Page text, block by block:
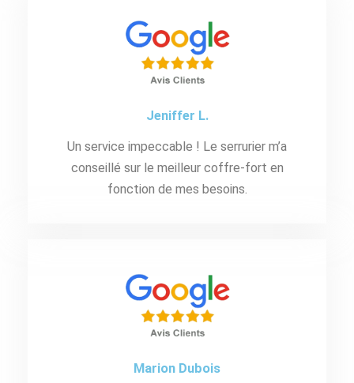
Jeniffer L.
Un service impeccable ! Le serrurier m’a
conseillé sur le meilleur coffre-fort en
fonction de mes besoins.
Marion Dubois